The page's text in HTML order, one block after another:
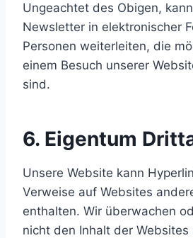
Ungeachtet des Obigen,
Newsletter in elektronischer
Personen weiterleiten, die
einem Besuch unserer
sind.
6. Eigentum
Unsere Website kann
Verweise auf Websites
enthalten. Wir überwachen
nicht den Inhalt der